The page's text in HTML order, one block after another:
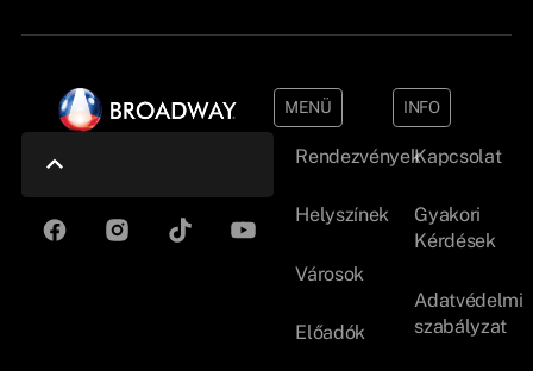
MENÜ
Rendezvények
Helyszínek
Városok
Előadók
INFO
Kapcsolat
Gyakori
Kérdések
Adatvédelmi
szabályzat